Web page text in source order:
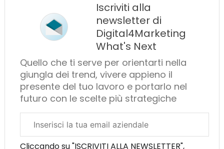
Iscriviti alla
newsletter di
Digital4Marketing
What's Next
Quello che ti serve per orientarti nella
giungla dei trend, vivere appieno il
presente del tuo lavoro e portarlo nel
futuro con le scelte più strategiche
aziendale
Cliccando su "ISCRIVITI ALLA NEWSLETTER",